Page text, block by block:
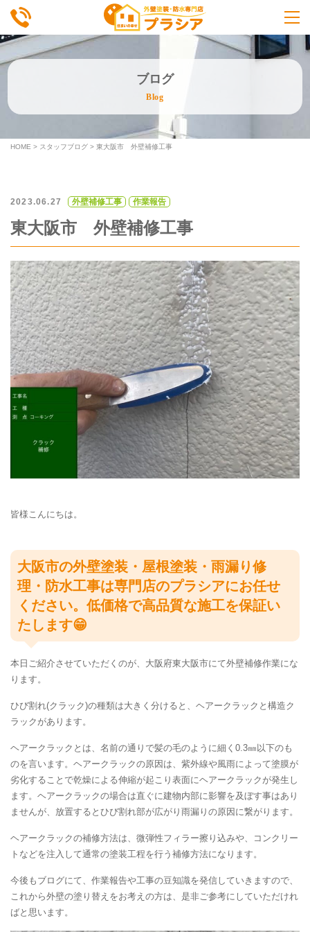
ブログ
Blog
HOME > スタッフブログ > 東大阪市 外壁補修工事
2023.06.27 外壁補修工事 作業報告
東大阪市 外壁補修工事
皆様こんにちは。
大阪市の外壁塗装・屋根塗装・雨漏り修
理・防水工事は専門店のプラシアにお任せ
ください。低価格で高品質な施工を保証い
たします😁
本日ご紹介させていただくのが、大阪府東大阪市にて外壁補修作業にな
ります。
ひび割れ(クラック)の種類は大きく分けると、ヘアークラックと構造ク
ラックがあります。
ヘアークラックとは、名前の通りで髪の毛のように細く0.3㎜以下のも
のを言います。ヘアークラックの原因は、紫外線や風雨によって塗膜が
劣化することで乾燥による伸縮が起こり表面にヘアークラックが発生し
ます。ヘアークラックの場合は直ぐに建物内部に影響を及ぼす事はあり
ませんが、放置するとひび割れ部が広がり雨漏りの原因に繋がります。
ヘアークラックの補修方法は、微弾性フィラー擦り込みや、コンクリー
トなどを注入して通常の塗装工程を行う補修方法になります。
今後もブログにて、作業報告や工事の豆知識を発信していきますので、
これから外壁の塗り替えをお考えの方は、是非ご参考にしていただけれ
ばと思います。